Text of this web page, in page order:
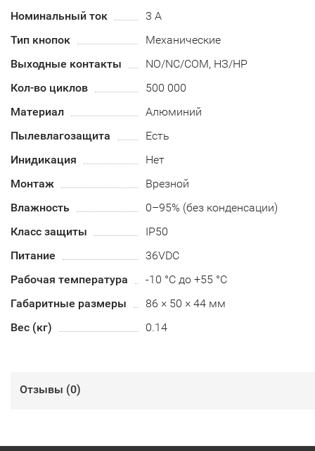
Номинальный ток
3 А
Тип кнопок
Механические
Выходные контакты
NO/NC/COM, НЗ/НР
Кол-во циклов
500 000
Материал
Алюминий
Пылевлагозащита
Есть
Инидикация
Нет
Монтаж
Врезной
Влажность
0–95% (без конденсации)
Класс защиты
IP50
Питание
36VDC
Рабочая температура
-10 °C до +55 °C
Габаритные размеры
86 × 50 × 44 мм
Вес (кг)
0.14
Отзывы (0)